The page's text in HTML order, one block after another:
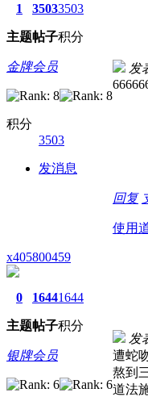
1
主题
3503
帖子
3503
积分
金牌会员
积分
3503
发消息
发
回复
使用
x405800459
0
主题
1644
帖子
1644
积分
银牌会员
发
遭蛇
熬到
道法